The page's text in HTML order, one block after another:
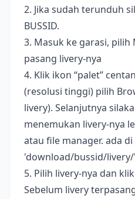
2. Jika sudah terunduh
BUSSID.
3. Masuk ke garasi,
pasang livery-nya
4. Klik ikon “palet”
(resolusi tinggi) pilih
livery). Selanjutnya
menemukan livery-nya
atau file manager. ada
'download/bussid/livery/'
5. Pilih livery-nya dan
Sebelum livery